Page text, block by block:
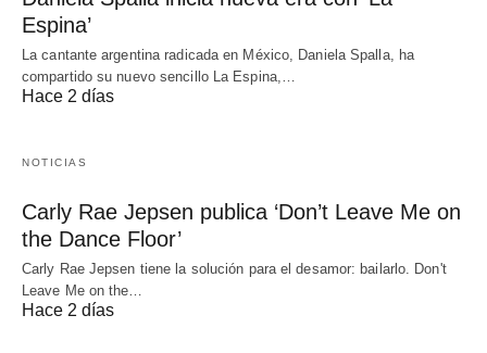
Espina’
La cantante argentina radicada en México, Daniela Spalla, ha
compartido su nuevo sencillo La Espina,…
Hace 2 días
NOTICIAS
Carly Rae Jepsen publica ‘Don’t Leave Me on
the Dance Floor’
Carly Rae Jepsen tiene la solución para el desamor: bailarlo. Don't
Leave Me on the…
Hace 2 días